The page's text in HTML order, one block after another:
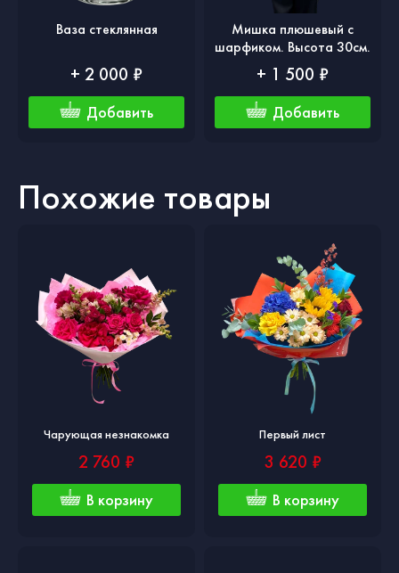
Ваза стеклянная
+ 2 000 ₽
Добавить
Мишка плюшевый с
шарфиком. Высота 30см.
+ 1 500 ₽
Добавить
Похожие товары
Чарующая незнакомка
2 760 ₽
В корзину
Первый лист
3 620 ₽
В корзину